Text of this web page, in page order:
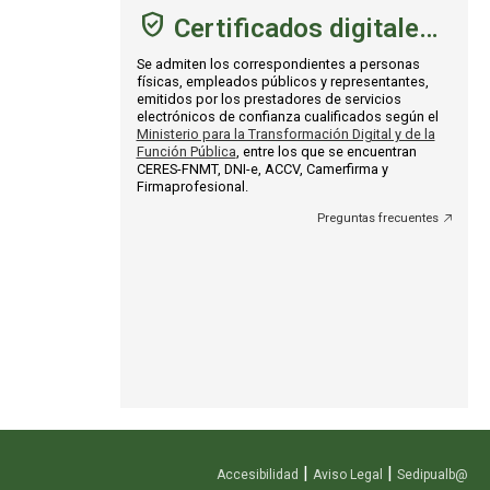
Certificados digitales admitidos
Se admiten los correspondientes a personas
físicas, empleados públicos y representantes,
emitidos por los prestadores de servicios
electrónicos de confianza cualificados según el
Ministerio para la Transformación Digital y de la
Función Pública, entre los que se encuentran
CERES-FNMT, DNI-e, ACCV, Camerfirma y
Firmaprofesional.
Preguntas frecuentes
Accesibilidad |Aviso Legal |Sedipualb@